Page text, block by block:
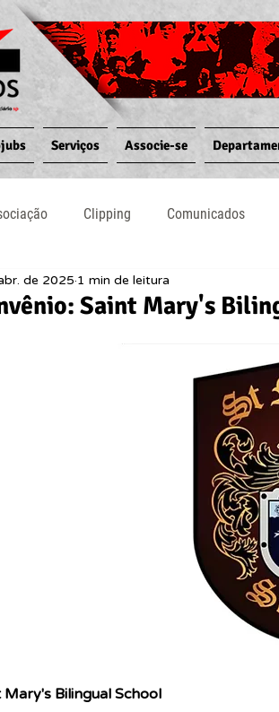
Serviços Associe-se
Clipping Comunicados
Judiciário Notícias
Saint Mary's
de 2025 1 min de leitura
Mary's Bilingual School